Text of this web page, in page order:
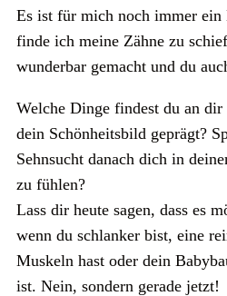
Es ist für mich noch immer
finde ich meine Zähne zu schief
wunderbar gemacht und du
Welche Dinge findest du an dir
dein Schönheitsbild geprägt?
Sehnsucht danach dich in
zu fühlen?
Lass dir heute sagen, dass es
wenn du schlanker bist, eine
Muskeln hast oder dein
ist. Nein, sondern gerade jetzt!